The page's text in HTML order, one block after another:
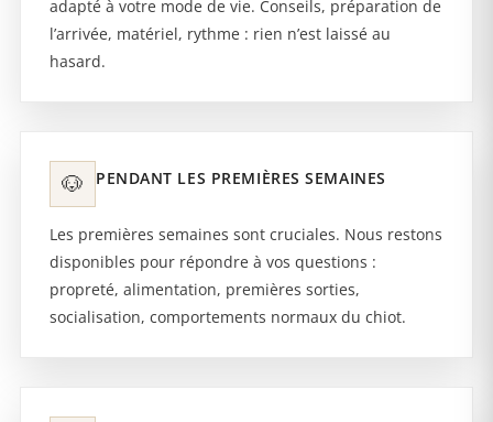
adapté à votre mode de vie. Conseils, préparation de
l’arrivée, matériel, rythme : rien n’est laissé au
hasard.
🐶 PENDANT LES PREMIÈRES SEMAINES
Les premières semaines sont cruciales. Nous restons
disponibles pour répondre à vos questions :
propreté, alimentation, premières sorties,
socialisation, comportements normaux du chiot.